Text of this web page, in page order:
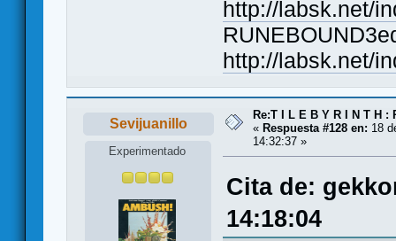
http://labsk.net/
http://labsk.net/
Sevijuanillo
Experimentado
Re:T I L E B Y R I N T H
« Respuesta #128 en: 18
14:32:37 »
Cita de:
14:18:04